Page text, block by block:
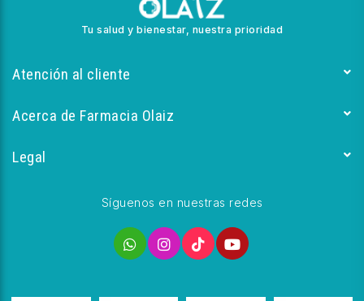
Tu salud y bienestar, nuestra prioridad
Atención al cliente
Acerca de Farmacia Olaiz
Legal
Síguenos en nuestras redes